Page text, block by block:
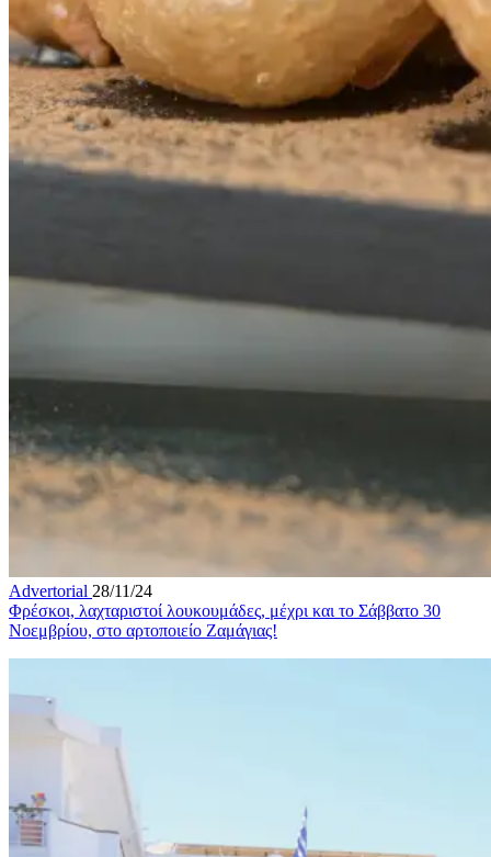
Advertorial 28/11/24
Φρέσκοι, λαχταριστοί λουκουμάδες, μέχρι και το Σάββατο 30
Νοεμβρίου, στο αρτοποιείο Ζαμάγιας!